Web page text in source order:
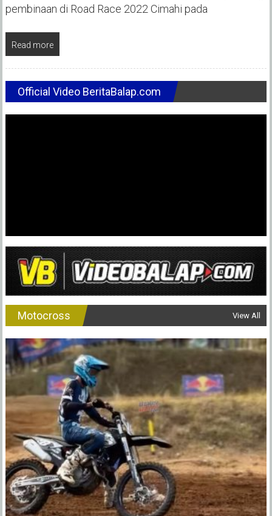
pembinaan di Road Race 2022 Cimahi pada
Read more
Official Video BeritaBalap.com
Motocross View All